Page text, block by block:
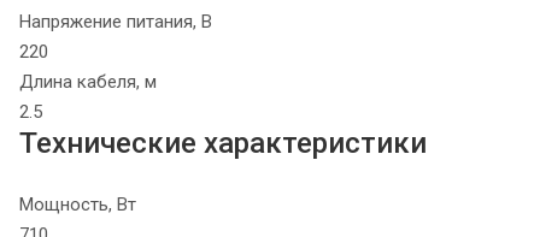
Напряжение питания, В
220
Длина кабеля, м
2.5
Технические характеристики
Мощность, Вт